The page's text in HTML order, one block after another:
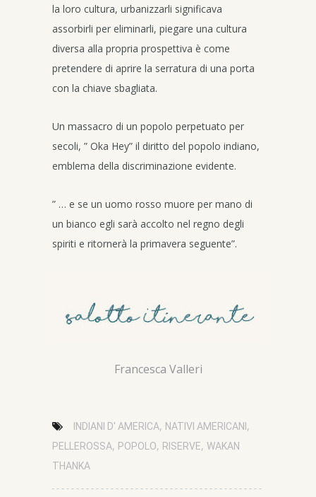
la loro cultura, urbanizzarli significava
assorbirli per eliminarli, piegare una cultura
diversa alla propria prospettiva è come
pretendere di aprire la serratura di una porta
con la chiave sbagliata.
Un massacro di un popolo perpetuato per
secoli, ” Oka Hey” il diritto del popolo indiano,
emblema della discriminazione evidente.
” … e se un uomo rosso muore per mano di
un bianco egli sarà accolto nel regno degli
spiriti e ritornerà la primavera seguente”.
Francesca Valleri
INDIANI D' AMERICA, NATIVI AMERICANI,
PELLEROSSA, POPOLO, RISERVE, WAKAN
THANKA